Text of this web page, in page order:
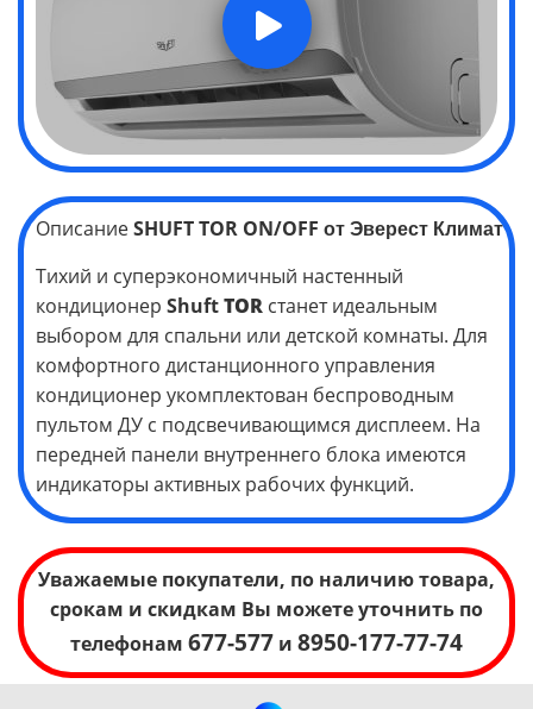
ОписаниеSHUFT TOR ON/OFF от Эверест Климат
Тихий и суперэкономичный настенный
кондиционер ShuftTOR станет идеальным
выбором для спальни или детской комнаты. Для
комфортного дистанционного управления
кондиционер укомплектован беспроводным
пультом ДУ с подсвечивающимся дисплеем. На
передней панели внутреннего блока имеются
индикаторы активных рабочих функций.
Уважаемые покупатели, по наличию товара,
срокам и скидкам Вы можете уточнить по
телефонам 677-577 и 8950-177-77-74